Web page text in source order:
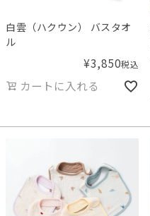
白雲（ハクウン） バスタオ
ル
¥3,850税込
カートに入れる